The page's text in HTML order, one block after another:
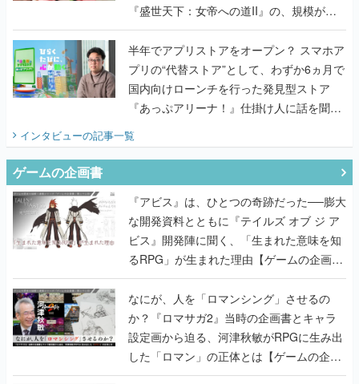
『盛世天下：女帝への道II』の、規模が違
うこだわりをプロデューサーに聞いた
半年でアプリストアをオープン？ スマホア
プリの“代替ストア”として、わずか6ヵ月で
国内向けローンチを行った発見型ストア
『あっぷアリーナ！』仕掛け人に話を聞い
インタビューの記事一覧
ゲームの企画書
『アビス』は、ひとつの奇跡だった──膨大
な開発資料とともに『テイルズ オブ ジ ア
ビス』開発陣に聞く、「生まれた意味を知
るRPG」が生まれた理由【ゲームの企画
書】
なにが、人を「ロマンシング」させるの
か？『ロマサガ2』当時の企画書とキャラ
設定画から迫る、河津秋敏がRPGに生み出
した「ロマン」の正体とは【ゲームの企画
書】